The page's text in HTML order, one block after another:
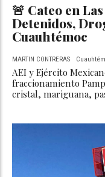
🚨 Cateo en
Detenidos,
Cuauhtémoc
MARTIN CONTRERAS
AEI y Ejército
fraccionamiento
cristal, mariguana,